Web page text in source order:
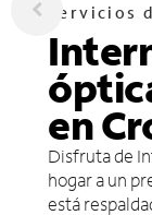
Servicios
en
Disfruta de
hogar a un
está